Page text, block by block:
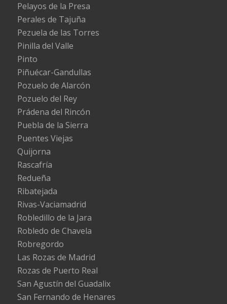
Pelayos de la Presa
Perales de Tajuña
Pezuela de las Torres
Pinilla del Valle
Pinto
Piñuécar-Gandullas
Pozuelo de Alarcón
Pozuelo del Rey
Prádena del Rincón
Puebla de la Sierra
Puentes Viejas
Quijorna
Rascafría
Redueña
Ribatejada
Rivas-Vaciamadrid
Robledillo de la Jara
Robledo de Chavela
Robregordo
Las Rozas de Madrid
Rozas de Puerto Real
San Agustín del Guadalix
San Fernando de Henares